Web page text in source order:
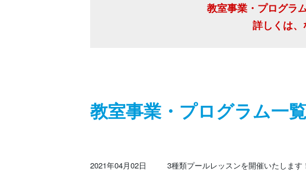
教室事業・プログラ
詳しくは、
教室事業・プログラム一覧
2021年04月02日 3種類プールレッスンを開催いたします